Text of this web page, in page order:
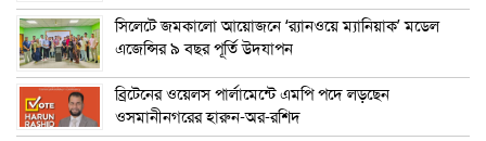
সিলেটে জমকালো আয়োজনে ‘র‍্যানওয়ে ম্যানিয়াক’ মডেল
এজেন্সির ৯ বছর পূর্তি উদযাপন
ব্রিটেনের ওয়েলস পার্লামেন্টে এমপি পদে লড়ছেন
ওসমানীনগরের হারুন-অর-রশিদ